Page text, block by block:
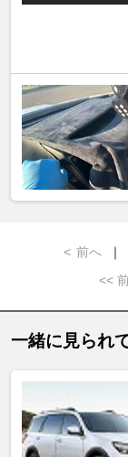
< 前へ ｜
<<
一緒に見られ